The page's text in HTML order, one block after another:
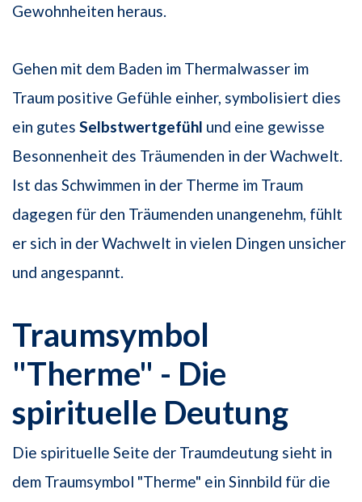
Gewohnheiten heraus.
Gehen mit dem Baden im Thermalwasser im
Traum positive Gefühle einher, symbolisiert dies
ein gutes Selbstwertgefühl und eine gewisse
Besonnenheit des Träumenden in der Wachwelt.
Ist das Schwimmen in der Therme im Traum
dagegen für den Träumenden unangenehm, fühlt
er sich in der Wachwelt in vielen Dingen unsicher
und angespannt.
Traumsymbol
"Therme" - Die
spirituelle Deutung
Die spirituelle Seite der Traumdeutung sieht in
dem Traumsymbol "Therme" ein Sinnbild für die